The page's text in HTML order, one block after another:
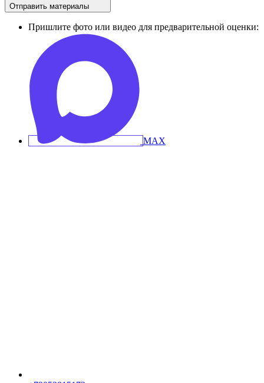
Отправить материалы
Пришлите фото или видео для предварительной оценки: